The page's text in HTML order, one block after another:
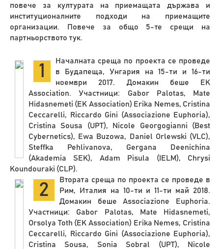
повече за културата на приемащата държава и
институционалните подходи на приемащите
организации. Повече за общо 5-те срещи на
партньорството тук.
1
Началната среща по проекта се проведе
в Будапеща, Унгария на 15-ти и 16-ти
ноември 2017. Домакин беше EK
Association. Участници: Gabor Palotas, Mate
Hidasnemeti (EK Association) Erika Nemes, Cristina
Ceccarelli, Riccardo Gini (Associazione Euphoria),
Cristina Sousa (UPT), Nicole Georgogianni (Best
Cybernetics), Ewa Buzowa, Daniel Orlewski (VLC),
Steffka Pehlivanova, Gergana Deenichina
(Akademia SEK), Adam Pisula (IELM), Chrysi
Koundouraki (CLP).
2
Втората среща по проекта се проведе в
Рим, Италия на 10-ти и 11-ти май 2018.
Домакин беше Associazione Euphoria.
Участници: Gabor Palotas, Mate Hidasnemeti,
Orsolya Toth (EK Association) Erika Nemes, Cristina
Ceccarelli, Riccardo Gini (Associazione Euphoria),
Cristina Sousa, Sonia Sobral (UPT), Nicole